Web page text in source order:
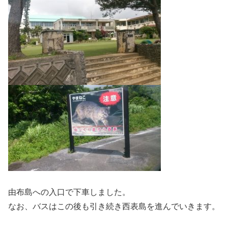
由布島への入口で下車しました。
なお、バスはこの後も引き続き西表島を進んでいきます。